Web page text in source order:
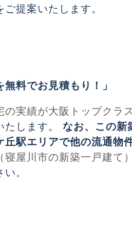
提案いたします。
料でお見積もり！」
実績が大阪トップクラス
たします。 なお、この新
駅エリアで他の流通物
屋川市の新築一戸建て）
。